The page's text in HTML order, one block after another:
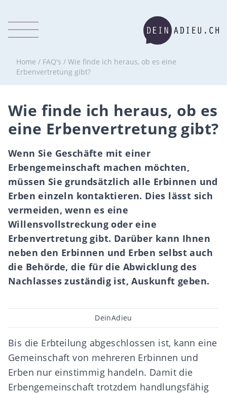
Home / FAQ's / Wie finde ich heraus, ob es eine
Erbenvertretung gibt?
Wie finde ich heraus, ob es
eine Erbenvertretung gibt?
Wenn Sie Geschäfte mit einer
Erbengemeinschaft machen möchten,
müssen Sie grundsätzlich alle Erbinnen und
Erben einzeln kontaktieren. Dies lässt sich
vermeiden, wenn es eine
Willensvollstreckung oder eine
Erbenvertretung gibt. Darüber kann Ihnen
neben den Erbinnen und Erben selbst auch
die Behörde, die für die Abwicklung des
Nachlasses zuständig ist, Auskunft geben.
Beitragsautor
DeinAdieu
Bis die Erbteilung abgeschlossen ist, kann eine
Gemeinschaft von mehreren Erbinnen und
Erben nur einstimmig handeln. Damit die
Erbengemeinschaft trotzdem handlungsfähig